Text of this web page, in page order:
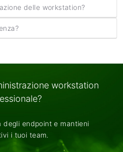
delle workstation?
workstation
degli endpoint e mantieni
i tuoi team.